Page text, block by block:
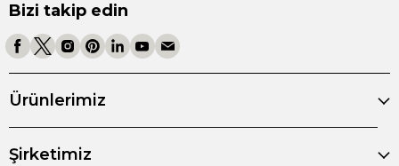
Bizi takip edin
Ürünlerimiz
Şirketimiz